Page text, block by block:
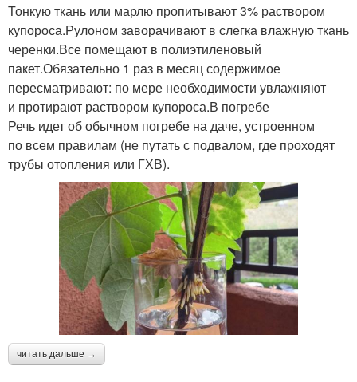
Тонкую ткань или марлю пропитывают 3% раствором
купороса.Рулоном заворачивают в слегка влажную ткань
черенки.Все помещают в полиэтиленовый
пакет.Обязательно 1 раз в месяц содержимое
пересматривают: по мере необходимости увлажняют
и протирают раствором купороса.В погребе
Речь идет об обычном погребе на даче, устроенном
по всем правилам (не путать с подвалом, где проходят
трубы отопления или ГХВ).
читать дальше →